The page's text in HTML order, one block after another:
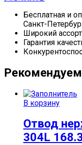
Бесплатная и
Санкт-
Широкий
Гарантия
В корзину
Отвод
304L